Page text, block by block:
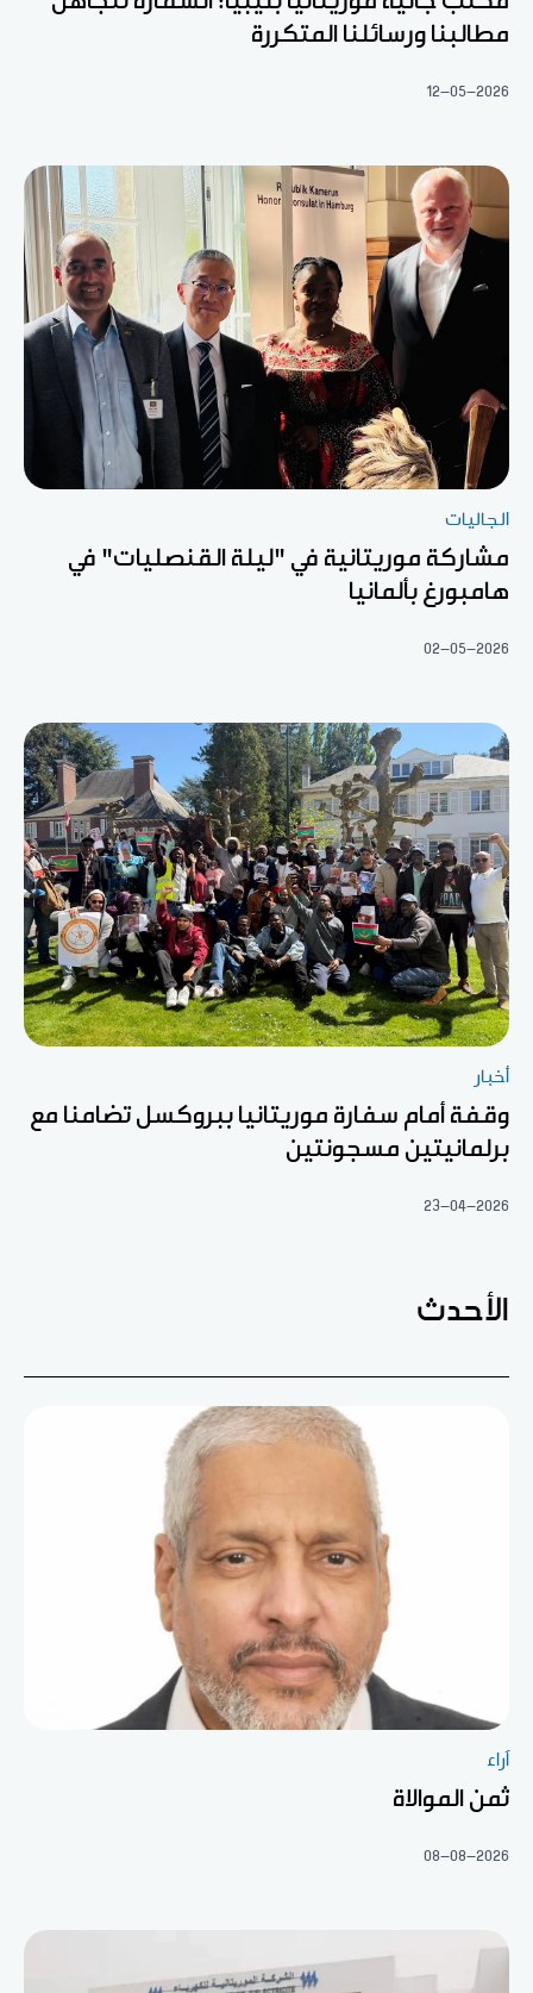
مطالبنا ورسائلنا المتكررة
12-05-2026
الجاليات
مشاركة موريتانية في "ليلة القنصليات" في
هامبورغ بألمانيا
02-05-2026
أخبار
وقفة أمام سفارة موريتانيا ببروكسل تضامنا مع
برلمانيتين مسجونتين
23-04-2026
الأحدث
آراء
ثمن الموالاة
08-08-2026